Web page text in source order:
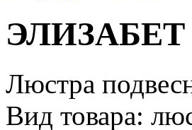
ЭЛИЗАБЕТ
Люстра
Вид товара: